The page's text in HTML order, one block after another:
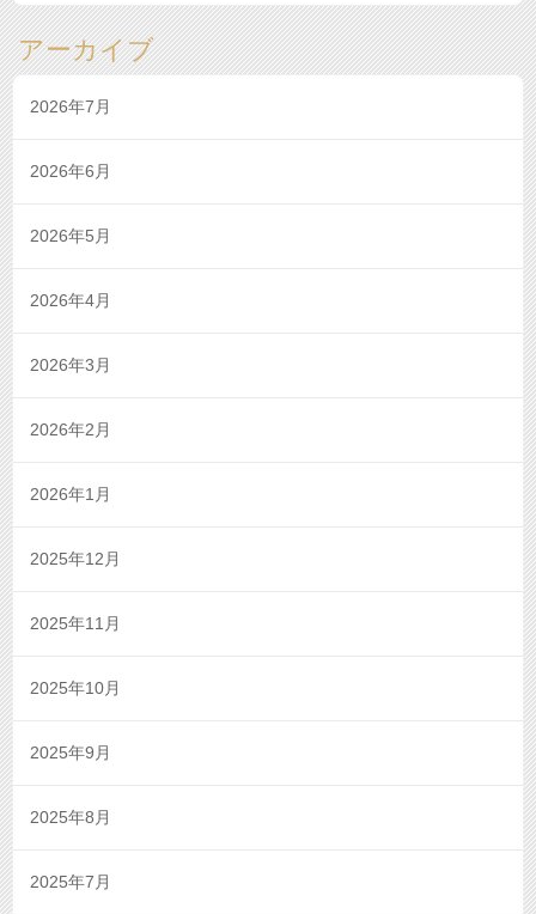
アーカイブ
2026年7月
2026年6月
2026年5月
2026年4月
2026年3月
2026年2月
2026年1月
2025年12月
2025年11月
2025年10月
2025年9月
2025年8月
2025年7月